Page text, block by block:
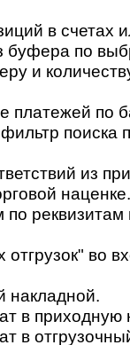
в счетах
по
и
платежей по
поиска
из
наценке.
реквизитам
во
накладной.
в приходную
в